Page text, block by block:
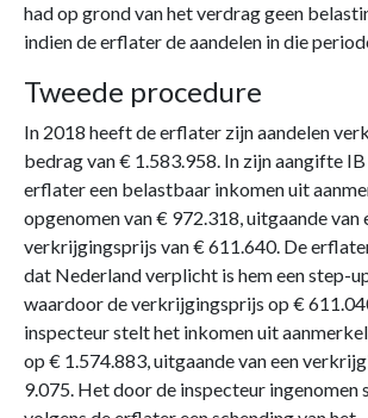
had op grond van het verdrag geen
indien de erflater de aandelen in die
Tweede procedure
In 2018 heeft de erflater zijn aandelen
bedrag van € 1.583.958. In zijn aangifte
erflater een belastbaar inkomen uit
opgenomen van € 972.318, uitgaande van
verkrijgingsprijs van € 611.640. De
dat Nederland verplicht is hem een step-
waardoor de verkrijgingsprijs op €
inspecteur stelt het inkomen uit
op € 1.574.883, uitgaande van een
9.075. Het door de inspecteur ingenomen